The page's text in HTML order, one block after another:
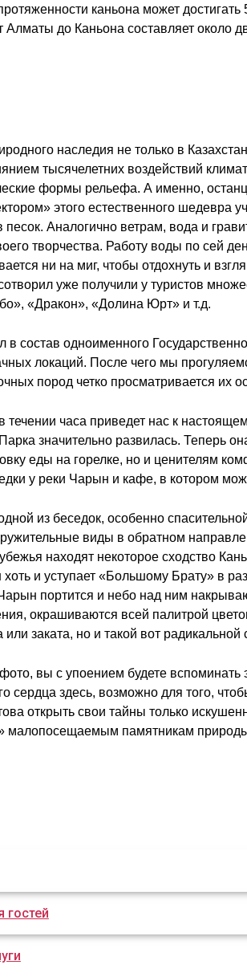
каньона может
до Каньона составляет около
наследия не только в
тысячелетних воздействий
формы рельефа. А именно,
этого естественного
Аналогично ветрам, вода и
творчества. Работу воды по сей
ни на миг, чтобы отдохнуть и
уже получили у туристов
«Дракон», «Долина Юрт» и т.д.
состав одноименного
локаций. После чего мы
пород четко просматривается их
часа приведет нас к
значительно развилась. Теперь
еды на горелке, но и ценителям
у реки Чарын и кафе, в котором
из беседок, особенно
виды в обратном
находят некоторое сходство
и уступает «Большому Брату» в
портится и небо над ним
окрашиваются всей палитрой
заката, но и такой вот
вы с упоением будете
сердца здесь, возможно для того,
открыть свои тайны только
малопосещаемым памятникам
гостей